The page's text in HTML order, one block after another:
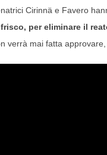
Cirinnä e Favero
per eliminare il
verrà mai fatta